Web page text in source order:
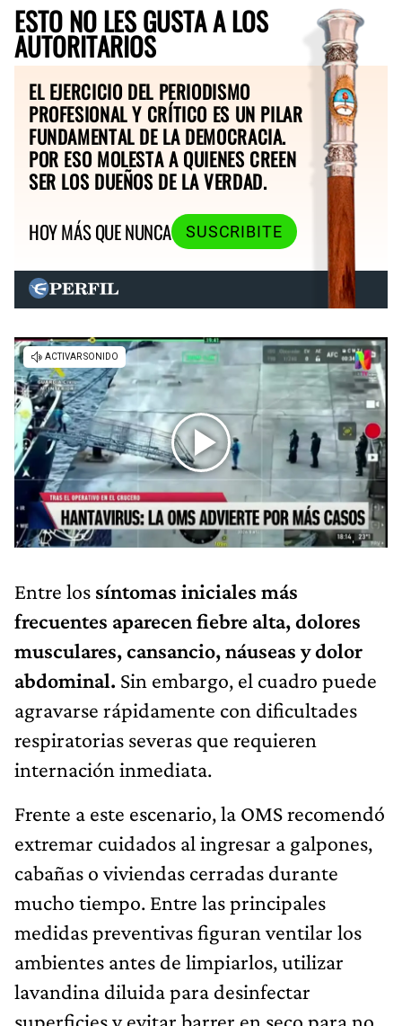
ESTO NO LES GUSTA A LOS
AUTORITARIOS
EL EJERCICIO DEL PERIODISMO
PROFESIONAL Y CRÍTICO ES UN PILAR
FUNDAMENTAL DE LA DEMOCRACIA.
POR ESO MOLESTA A QUIENES CREEN
SER LOS DUEÑOS DE LA VERDAD.
HOY MÁS QUE NUNCA
SUSCRIBITE
Entre los síntomas iniciales más
frecuentes aparecen fiebre alta, dolores
musculares, cansancio, náuseas y dolor
abdominal. Sin embargo, el cuadro puede
agravarse rápidamente con dificultades
respiratorias severas que requieren
internación inmediata.
Frente a este escenario, la OMS recomendó
extremar cuidados al ingresar a galpones,
cabañas o viviendas cerradas durante
mucho tiempo. Entre las principales
medidas preventivas figuran ventilar los
ambientes antes de limpiarlos, utilizar
lavandina diluida para desinfectar
superficies y evitar barrer en seco para no